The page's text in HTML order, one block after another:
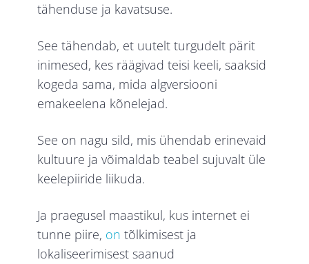
tähenduse ja kavatsuse.
See tähendab, et uutelt turgudelt pärit
inimesed, kes räägivad teisi keeli, saaksid
kogeda sama, mida algversiooni
emakeelena kõnelejad.
See on nagu sild, mis ühendab erinevaid
kultuure ja võimaldab teabel sujuvalt üle
keelepiiride liikuda.
Ja praegusel maastikul, kus internet ei
tunne piire, ontõlkimisest ja
lokaliseerimisest saanud